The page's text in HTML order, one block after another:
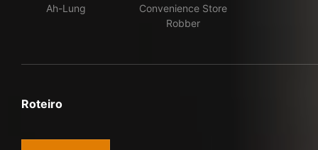
Ah-Lung
Convenience Store
Robber
Roteiro